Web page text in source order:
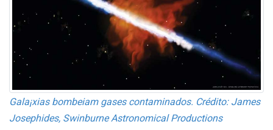
Gala¡xias bombeiam gases contaminados. Crédito: James
Josephides, Swinburne Astronomical Productions